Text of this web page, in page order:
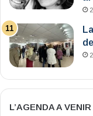
L’AGENDA A VENIR